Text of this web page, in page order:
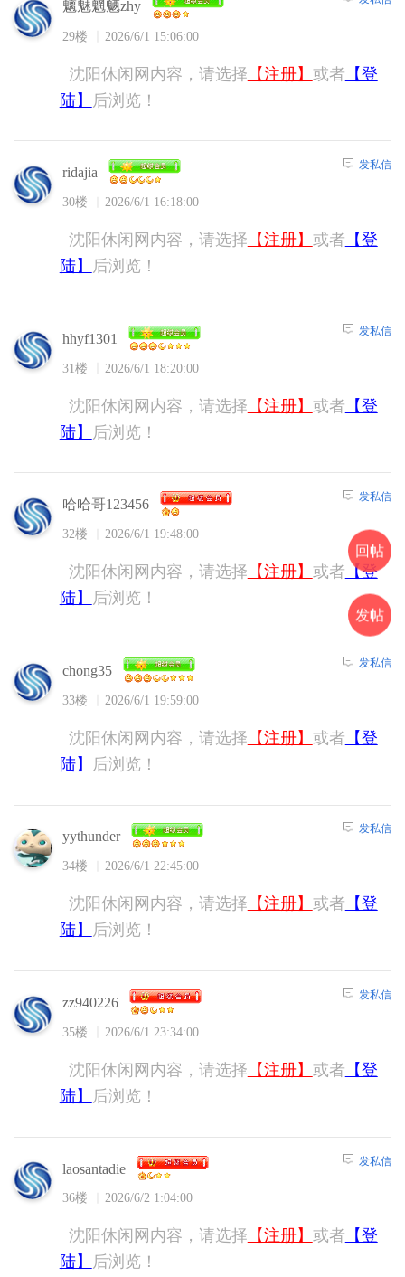
魑魅魍魉zhy
29楼 2026/6/1 15:06:00
沈阳休闲网内容，请选择 【注册】 或者 【登
陆】
后浏览！
ridajia
30楼 2026/6/1 16:18:00
发私信
沈阳休闲网内容，请选择 【注册】 或者 【登
陆】
后浏览！
hhyf1301
31楼 2026/6/1 18:20:00
发私信
沈阳休闲网内容，请选择 【注册】 或者 【登
陆】
后浏览！
哈哈哥123456
32楼 2026/6/1 19:48:00
发私信
沈阳休闲网内容，请选择 【注册】 或者 【登
陆】
后浏览！
chong35
33楼 2026/6/1 19:59:00
发私信
沈阳休闲网内容，请选择 【注册】 或者 【登
陆】
后浏览！
yythunder
34楼 2026/6/1 22:45:00
发私信
沈阳休闲网内容，请选择 【注册】 或者 【登
陆】
后浏览！
zz940226
35楼 2026/6/1 23:34:00
发私信
沈阳休闲网内容，请选择 【注册】 或者 【登
陆】
后浏览！
laosantadie
36楼 2026/6/2 1:04:00
发私信
沈阳休闲网内容，请选择 【注册】 或者 【登
陆】
后浏览！
回帖
发帖